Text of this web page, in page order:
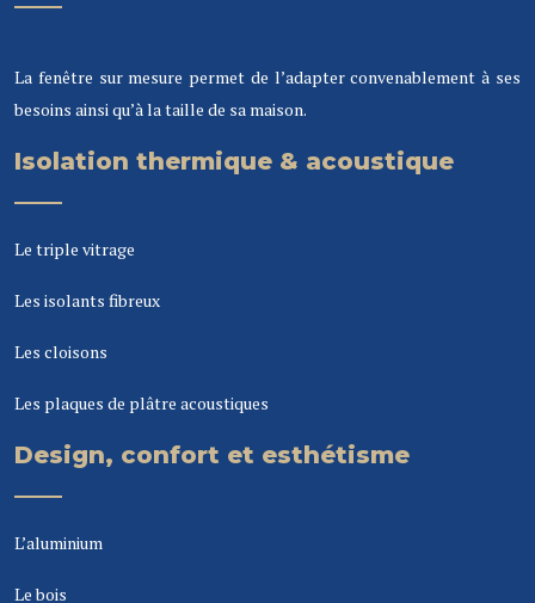
La fenêtre sur mesure permet de l’adapter convenablement à ses
besoins ainsi qu’à la taille de sa maison.
Isolation thermique & acoustique
Le triple vitrage
Les isolants fibreux
Les cloisons
Les plaques de plâtre acoustiques
Design, confort et esthétisme
L’aluminium
Le bois